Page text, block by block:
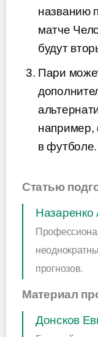
названию
матче
будут
Пари
например,
в футболе.
Статью
Назаренко
прогнозов.
Материал
Донсков